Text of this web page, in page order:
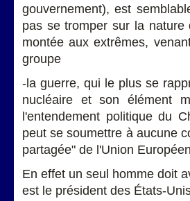
gouvernement), est
pas se tromper sur la
montée aux extrêmes,
groupe
-la guerre, qui le plus se
nucléaire et son élément
l'entendement politique du
peut se soumettre à aucune
partagée" de l'Union
En effet un seul homme doit
est le président des États-